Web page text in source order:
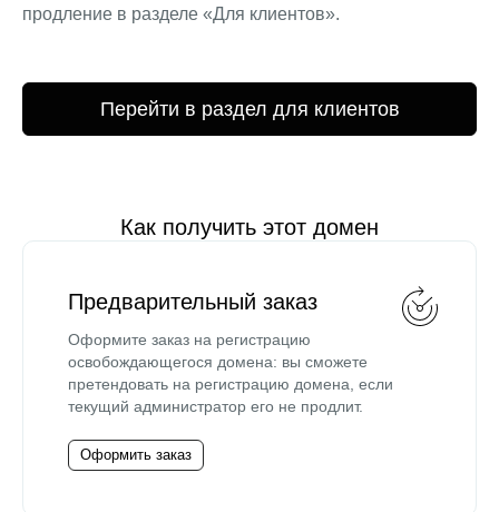
продление в разделе «Для клиентов».
Перейти в раздел для клиентов
Как получить этот домен
Предварительный заказ
Оформите заказ на регистрацию
освобождающегося домена: вы сможете
претендовать на регистрацию домена, если
текущий администратор его не продлит.
Оформить заказ